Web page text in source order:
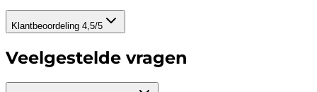
Klantbeoordeling 4,5/5
Veelgestelde vragen